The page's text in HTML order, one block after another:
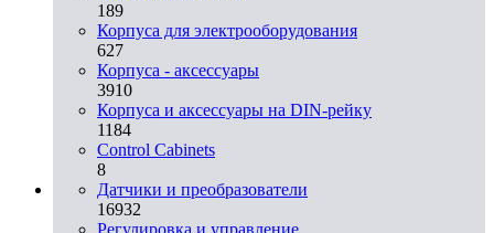
189
Корпуса для электрооборудования
627
Корпуса - аксессуары
3910
Корпуса и аксессуары на DIN-рейку
1184
Control Cabinets
8
Датчики и преобразователи
16932
Регулировка и управление